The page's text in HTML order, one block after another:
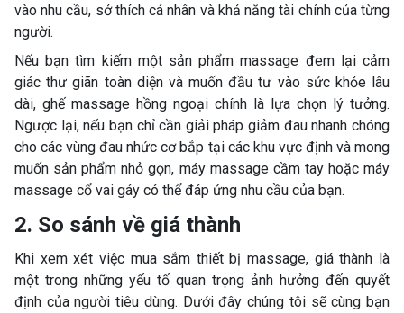
vào nhu cầu, sở thích cá nhân và khả năng tài chính của từng
người.
Nếu bạn tìm kiếm một sản phẩm massage đem lại cảm
giác thư giãn toàn diện và muốn đầu tư vào sức khỏe lâu
dài, ghế massage hồng ngoại chính là lựa chọn lý tưởng.
Ngược lại, nếu bạn chỉ cần giải pháp giảm đau nhanh chóng
cho các vùng đau nhức cơ bắp tại các khu vực định và mong
muốn sản phẩm nhỏ gọn, máy massage cầm tay hoặc máy
massage cổ vai gáy có thể đáp ứng nhu cầu của bạn.
2. So sánh về giá thành
Khi xem xét việc mua sắm thiết bị massage, giá thành là
một trong những yếu tố quan trọng ảnh hưởng đến quyết
định của người tiêu dùng. Dưới đây chúng tôi sẽ cùng bạn